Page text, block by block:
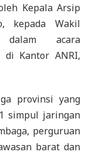
Kepala Arsip
kepada Wakil
dalam acara
di Kantor ANRI,
provinsi yang
simpul jaringan
perguruan
barat dan